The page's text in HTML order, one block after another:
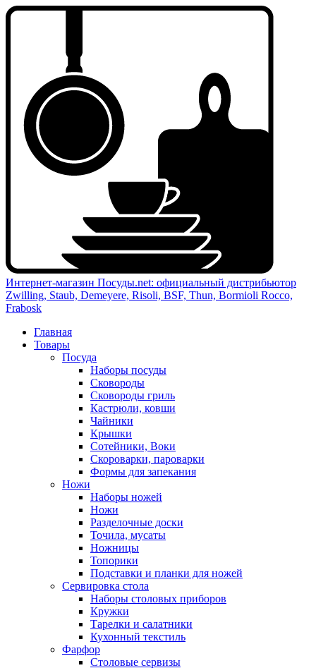
Интернет-магазин Посуды.net: официальный дистрибьютор
Zwilling, Staub, Demeyere, Risoli, BSF, Thun, Bormioli Rocco,
Frabosk
Главная
Товары
Посуда
Наборы посуды
Сковороды
Сковороды гриль
Кастрюли, ковши
Чайники
Крышки
Сотейники, Воки
Скороварки, пароварки
Формы для запекания
Ножи
Наборы ножей
Ножи
Разделочные доски
Точила, мусаты
Ножницы
Топорики
Подставки и планки для ножей
Сервировка стола
Наборы столовых приборов
Кружки
Тарелки и салатники
Кухонный текстиль
Фарфор
Столовые сервизы